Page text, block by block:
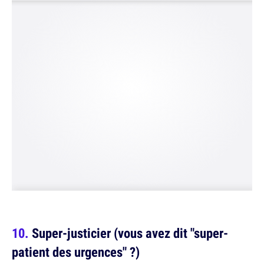
Super-justicier (vous avez dit "super-
patient des urgences" ?)